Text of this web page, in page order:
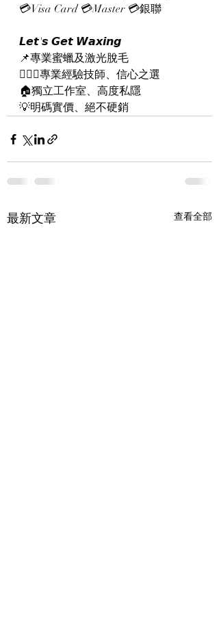
💳Visa Card 💳Master 💳銀聯
𝙇𝙚𝙩'𝙨 𝙂𝙚𝙩 𝙒𝙖𝙭𝙞𝙣𝙜
📌專業蜜蠟及激光脫毛
👨🏻‍⚕專業經驗技師、信心之選
🏠獨立工作室、高度私隱
💡明碼實價、絕不硬銷
最新文章 查看全部